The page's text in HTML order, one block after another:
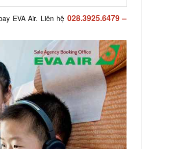
EVA Air. Liên hệ 028.3925.6479–